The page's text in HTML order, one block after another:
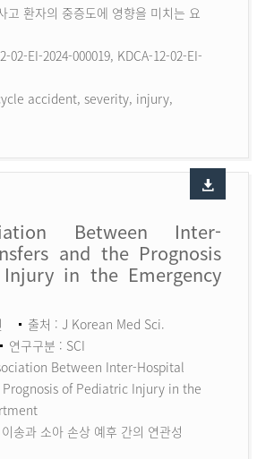
고 환자의 중증도에 영향을 미치는 요
02-EI-2024-000019, KDCA-12-02-EI-
accident, severity, injury,
Between Inter-
and the Prognosis
in the Emergency
출처 : J Korean Med Sci.
연구구분 : SCI
Between Inter-Hospital
of Pediatric Injury in the
송과 소아 손상 예후 간의 연관성